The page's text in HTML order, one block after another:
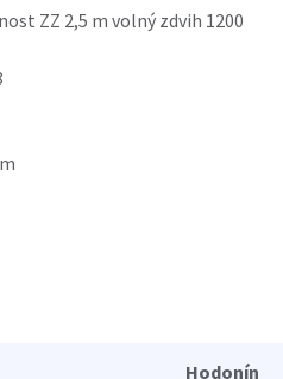
ZZ 2,5 m volný zdvih 1200
Hodonín